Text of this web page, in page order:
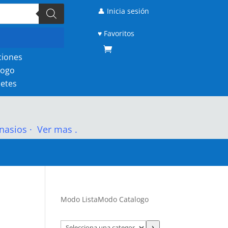
👤 Inicia sesión
♥ Favoritos
· Ver mas .
Modo ListaModo Catalogo
Selecciona